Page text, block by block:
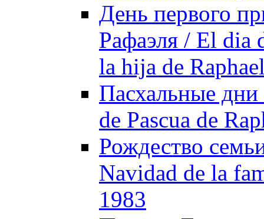
День первого
Рафаэля / El dia
la hija de
Пасхальные
de Pascua de
Рождество
Navidad de la
1983